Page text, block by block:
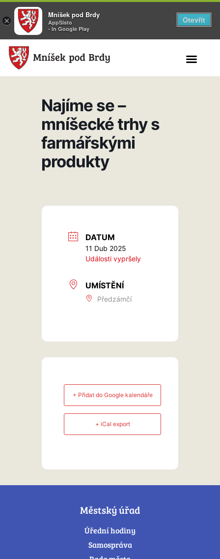
Najíme se –
mníšecké trhy s
farmářskými
produkty
DATUM
11 Dub 2025
Události vypršely
UMÍSTĚNÍ
Předzámčí
+ Přidat do Google kalendáře
+ iCal export
Městský úřad
Úřední hodiny
Samospráva
×
Mníšek pod Brdy
AppSisto
- In Google Play
Otevřít